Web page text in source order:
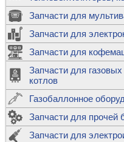
Запчасти для
Запчасти для
Запчасти для
Запчасти для
котлов
Газобаллонное
Запчасти для прочей
Запчасти для